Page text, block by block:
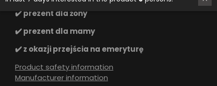
✔️ prezent dla żony
✔️ prezent dla mamy
✔️ z okazji przejścia na emeryturę
Product safety information
Manufacturer information